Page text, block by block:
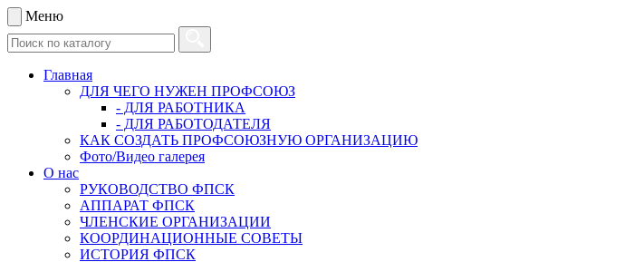
Меню
Главная
ДЛЯ ЧЕГО НУЖЕН ПРОФСОЮЗ
- ДЛЯ РАБОТНИКА
- ДЛЯ РАБОТОДАТЕЛЯ
КАК СОЗДАТЬ ПРОФСОЮЗНУЮ ОРГАНИЗАЦИЮ
Фото/Видео галерея
О нас
РУКОВОДСТВО ФПСК
АППАРАТ ФПСК
ЧЛЕНСКИЕ ОРГАНИЗАЦИИ
КООРДИНАЦИОННЫЕ СОВЕТЫ
ИСТОРИЯ ФПСК